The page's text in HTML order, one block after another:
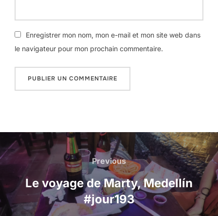
Enregistrer mon nom, mon e-mail et mon site web dans
le navigateur pour mon prochain commentaire.
Navigation
de
l’article
Previous
Previous
Le voyage de Marty, Medellín
#jour193